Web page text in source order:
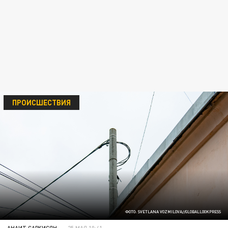
ФОТО: SVETLANA VOZMILOVA//GLOBALLOOKPRESS
ПРОИСШЕСТВИЯ